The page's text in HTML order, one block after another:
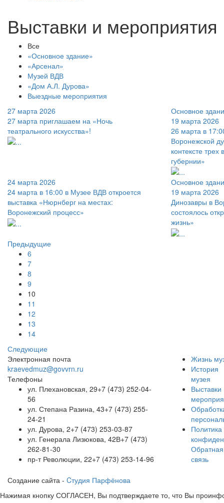
Выставки и мероприятия
Все
«Основное здание»
«Арсенал»
Музей ВДВ
«Дом А.Л. Дурова»
Выездные мероприятия
27 марта 2026
27 марта приглашаем на «Ночь
театрального искусства»!
Основное
19 марта 2026
26 марта в
Воронежской
контексте
губернии»
24 марта 2026
24 марта в 16:00 в Музее ВДВ откроется
выставка «Нюрнберг на местах:
Воронежский процесс»
Основное
19 марта 2026
Динозавры в
состоялось
жизнь»
Предыдущие
6
7
8
9
10
11
12
13
14
Следующие
Электронная почта
kraevedmuz@govvrn.ru
Телефоны
ул. Плехановская, 29+7 (473) 252-04-
56
ул. Степана Разина, 43+7 (473) 255-
24-21
ул. Дурова, 2+7 (473) 253-03-87
ул. Генерала Лизюкова, 42В+7 (473)
262-81-30
пр-т Революции, 22+7 (473) 253-14-96
Жизнь
История
музея
Выставки
Политика
Обратная
связь
Создание сайта - Cтудия Парфёнова
Нажимая кнопку СОГЛАСЕН, Вы подтверждаете то, что Вы